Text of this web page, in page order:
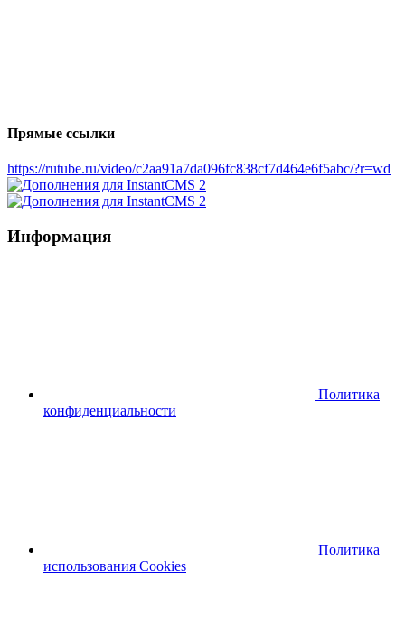
Прямые ссылки
https://rutube.ru/video/c2aa91a7da096fc838cf7d464e6f5abc/?r=wd
Информация
Политика
конфиденциальности
Политика
использования Cookies